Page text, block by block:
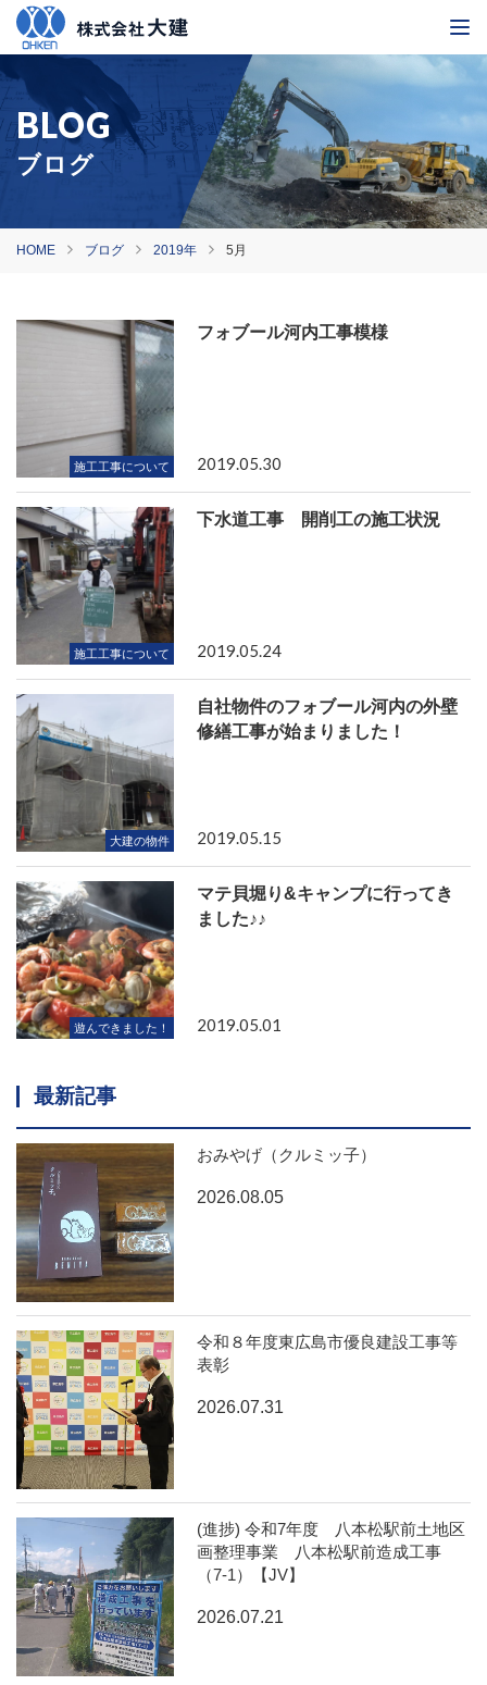
ブログ
HOME ブログ 2019年 5月
施工工事について
フォブール河内工事模様
2019.05.30
施工工事について
下水道工事 開削工の施工状況
2019.05.24
大建の物件
自社物件のフォブール河内の外壁
修繕工事が始まりました！
2019.05.15
遊んできました！
マテ貝堀り&キャンプに行ってき
ました♪♪
2019.05.01
最新記事
おみやげ（クルミッ子）
2026.08.05
令和８年度東広島市優良建設工事等
表彰
2026.07.31
(進捗) 令和7年度 八本松駅前土地区
画整理事業 八本松駅前造成工事
（7-1）【JV】
2026.07.21